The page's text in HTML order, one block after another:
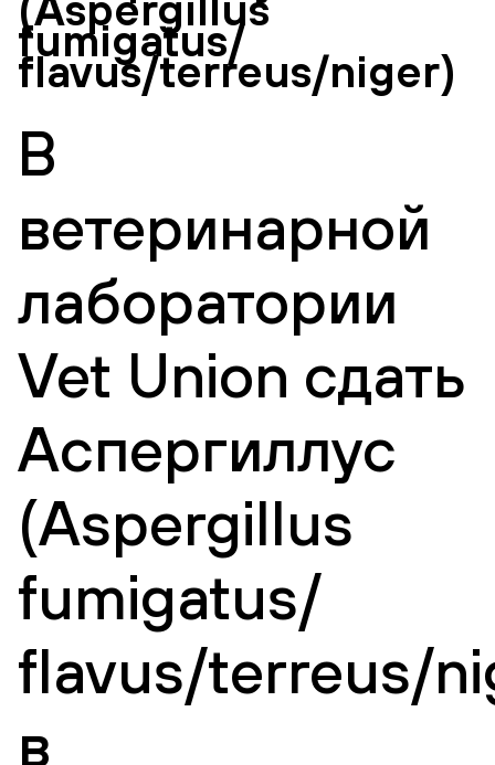
fumigatus/
flavus/terreus/niger)
В
ветеринарной
лаборатории
Vet Union сдать
Аспергиллус
(Aspergillus
fumigatus/
flavus/terreus/
в